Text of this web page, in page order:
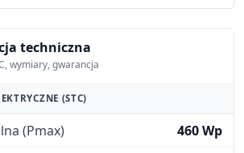
techniczna
wymiary, gwarancja
(STC)
(Pmax) 460 Wp